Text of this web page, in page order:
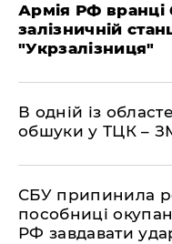
Армія РФ вранці
залізничній
"Укрзалізниця"
В одній із
обшуки у ТЦК –
СБУ припинила
пособниці
РФ завдавати